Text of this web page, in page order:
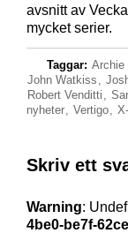
avsnitt av
mycket serier.
Taggar: Archie
John Watkiss ,
Robert Venditti ,
nyheter, Vertigo,
Skriv ett
Warning:
4be0-be7f-